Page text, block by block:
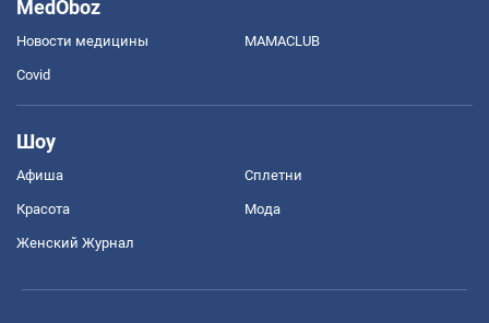
MedOboz
Новости медицины MAMACLUB
Covid
Шоу
Афиша Сплетни
Красота Мода
Женский Журнал